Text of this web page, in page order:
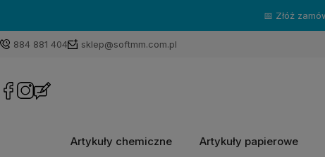
884 881 404 sklep@softmm.com.pl
Artykuły chemiczne Artykuły papierowe